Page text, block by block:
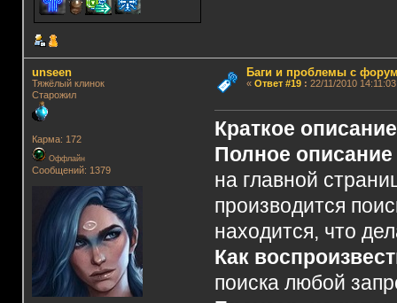
unseen
Тяжёлый клинок
Старожил
Карма: 172
Оффлайн
Сообщений: 1379
Баги и проблемы с
« Ответ #19: 22/11/2010
Краткое
Полное
на главной
производится
находится, что
Как
поиска любой